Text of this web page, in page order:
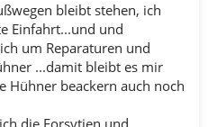
bleibt stehen, ich
Einfahrt...und und
um Reparaturen und
...damit bleibt es mir
Hühner beackern auch noch